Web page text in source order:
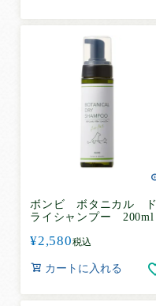
ボンビ ボタニカル ド
ライシャンプー 200ml
¥2,580税込
カートに入れる